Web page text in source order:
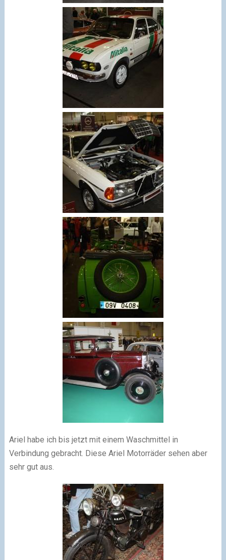
Ariel habe ich bis jetzt mit einem Waschmittel in
Verbindung gebracht. Diese Ariel Motorräder sehen aber
sehr gut aus.